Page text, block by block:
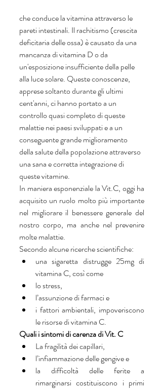
che conduce la vitamina attraverso le
pareti intestinali. Il rachitismo (crescita
deficitaria delle ossa) è causato da una
mancanza di vitamina D o da
un'esposizione insufficiente della pelle
alla luce solare. Queste conoscenze,
apprese soltanto durante gli ultimi
cent'anni, ci hanno portato a un
controllo quasi completo di queste
malattie nei paesi sviluppati e a un
conseguente grande miglioramento
della salute della popolazione attraverso
una sana e corretta integrazione di
queste vitamine.
In maniera esponenziale la Vit.C, oggi ha
acquisito un ruolo molto più importante
nel migliorare il benessere generale del
nostro corpo, ma anche nel prevenire
molte malattie.
Secondo alcune ricerche scientifiche:
una sigaretta distrugge 25mg di
vitamina C, così come
lo stress,
l’assunzione di farmaci e
i fattori ambientali, impoveriscono
le risorse di vitamina C.
Quali i sintomi di carenza di Vit. C
La fragilità dei capillari,
l’infiammazione delle gengive e
la difficoltà delle ferite a
rimarginarsi costituiscono i primi